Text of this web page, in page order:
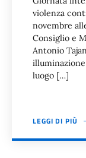
violenza
novembre
Consiglio e
Antonio
illuminazione
luogo […]
LEGGI DI PIÙ